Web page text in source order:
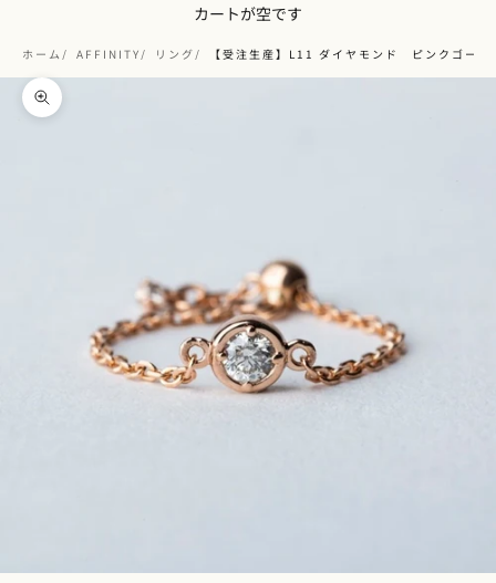
カートが空です
ホーム AFFINITY リング 【受注生産】L11 ダイヤモンド ピンクゴ
ズームイン